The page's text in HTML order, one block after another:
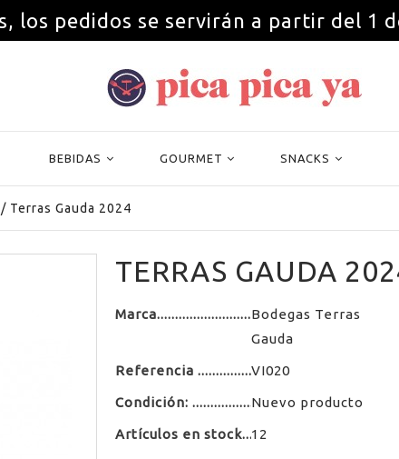
los pedidos se servirán a partir del 1
BEBIDAS GOURMET SNACKS
/ Terras Gauda 2024
TERRAS GAUDA
Marca
Bodegas Terras
Gauda
Referencia VI020
Condición: Nuevo producto
Artículos en stock 12